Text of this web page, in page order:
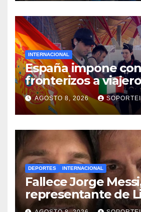
INTERNACIONAL
España impone
fronterizos a
en respuesta a
migratoria de Ceuta
AGOSTO 8, 2026
DEPORTES INTERNACIONAL
Fallece Jorge
representante de
Messi, en Rosario